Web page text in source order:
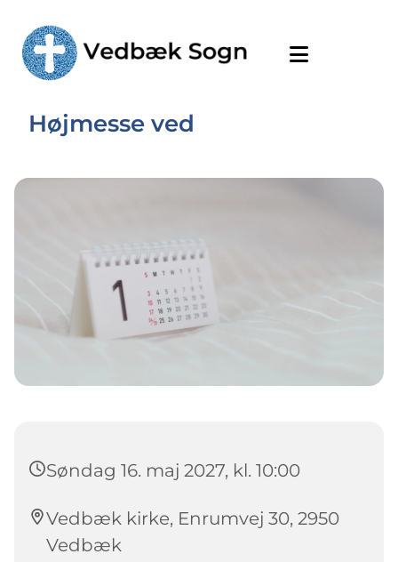
Højmesse ved
Søndag 16. maj 2027, kl. 10:00
Vedbæk kirke, Enrumvej 30, 2950
Vedbæk